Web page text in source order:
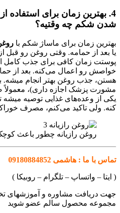
4. بهترین زمان برای استفاده
شدن شکم چه وقتیه؟
بهترین زمان برای ماساژ شکم با
یا بعد از حمامه. وقتی روغن رو قبل
پوستت زمان کافی برای جذب کامل
خواصش رو اعمال می‌کنه. بعد از
هستن، جذب روغن بهتر انجام
مشورت پزشک اجازه داری)، معمولاً
یکی از وعده‌های غذایی توصیه
کنه. ولی تاکید می‌کنم، مصرف
روغن رازیانه چطور باعث
تماس با ما : هاشمی 09180884852
( ایتا – واتساپ – تلگرام – روبیکا )
جهت دریافت مشاوره و آموزشهای
مجموعه محصول سالم عضو شوید